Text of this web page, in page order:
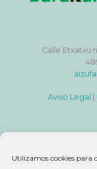
Utilizamos cookies para
Calle Etxatxu
Aviso Legal